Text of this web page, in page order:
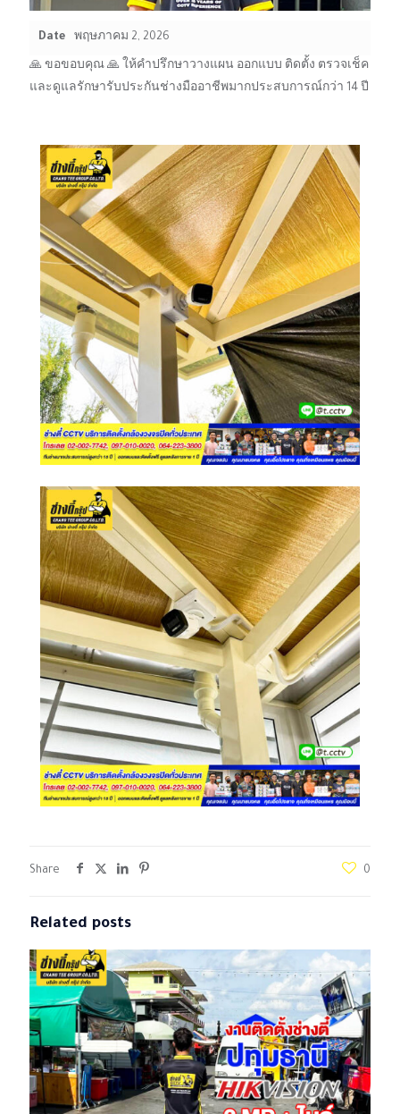
Date พฤษภาคม 2, 2026
🙏 ขอขอบคุณ 🙏 ให้คำปรึกษาวางแผน ออกแบบ ติดตั้ง ตรวจเช็ค
และดูแลรักษารับประกันช่างมืออาชีพมากประสบการณ์กว่า 14 ปี
Share 0
Related posts